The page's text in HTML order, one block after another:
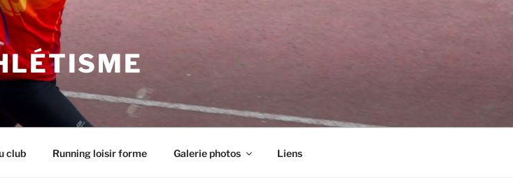
club Running loisir forme Galerie photos Liens